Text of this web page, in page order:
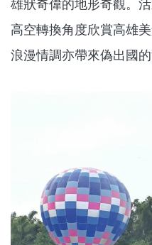
雄狀奇偉的地形奇觀。
高空轉換角度欣賞高雄
浪漫情調亦帶來偽出國的